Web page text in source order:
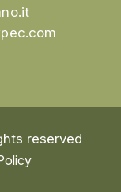
reserved